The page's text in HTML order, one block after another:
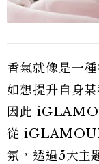
香氣就像是一
如想提升自身
因此
從
氛，透過5大主